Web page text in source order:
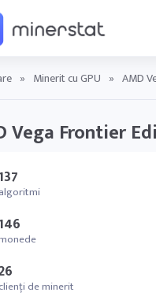
» Minerit cu GPU » AMD
Vega Frontier
algoritmi
clienți de minerit